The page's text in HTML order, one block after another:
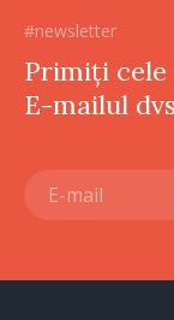
#newsletter
Primiți
E-mailul